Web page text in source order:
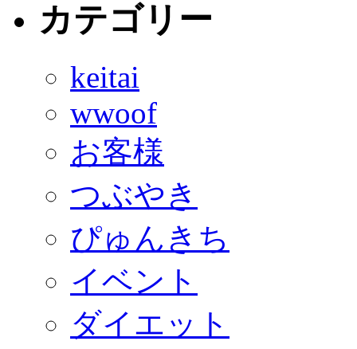
カテゴリー
keitai
wwoof
お客様
つぶやき
ぴゅんきち
イベント
ダイエット